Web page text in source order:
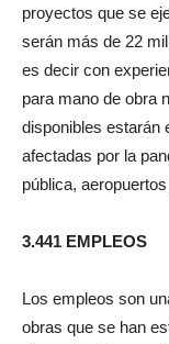
proyectos que se
serán más de 22
es decir con
para mano de obra
disponibles estarán
afectadas por la
pública,
3.441 EMPLEOS
Los empleos son
obras que se han